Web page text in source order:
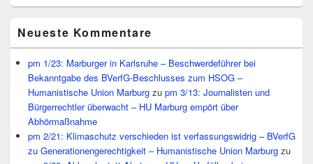
Neueste Kommentare
pm 1/23: Marburger in Karlsruhe – Beschwerdeführer bei
Bekanntgabe des BVerfG-Beschlusses zum HSOG –
Humanistische Union Marburg zu pm 3/13: Journalisten und
Bürgerrechtler überwacht – HU Marburg empört über
Abhörmaßnahme
pm 2/21: Klimaschutz verschieden ist verfassungswidrig – BVerfG
zu Generationengerechtigkeit – Humanistische Union Marburg zu